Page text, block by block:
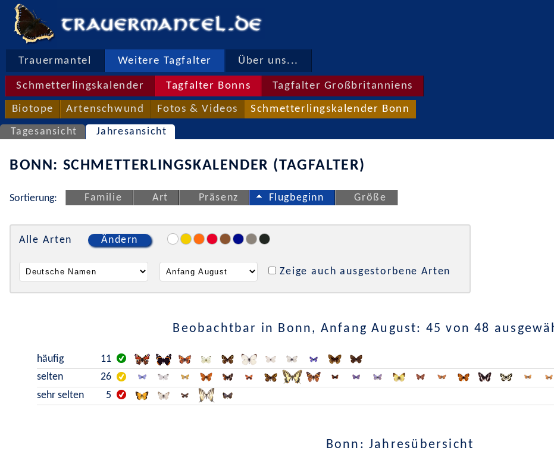
Trauermantel Weitere Tagfalter Über uns...
Schmetterlingskalender Tagfalter Bonns Tagfalter Großbritanniens
Biotope Artenschwund Fotos & Videos Schmetterlingskalender Bonn
Tagesansicht Jahresansicht
BONN: SCHMETTERLINGSKALENDER (TAGFALTER)
Sortierung: Familie Art Präsenz Flugbeginn Größe
Alle Arten Ändern
Zeige auch ausgestorbene Arten
Beobachtbar in Bonn, Anfang August: 45 von 48
häufig 11
selten
26
sehr selten
5
Bonn: Jahresübersicht